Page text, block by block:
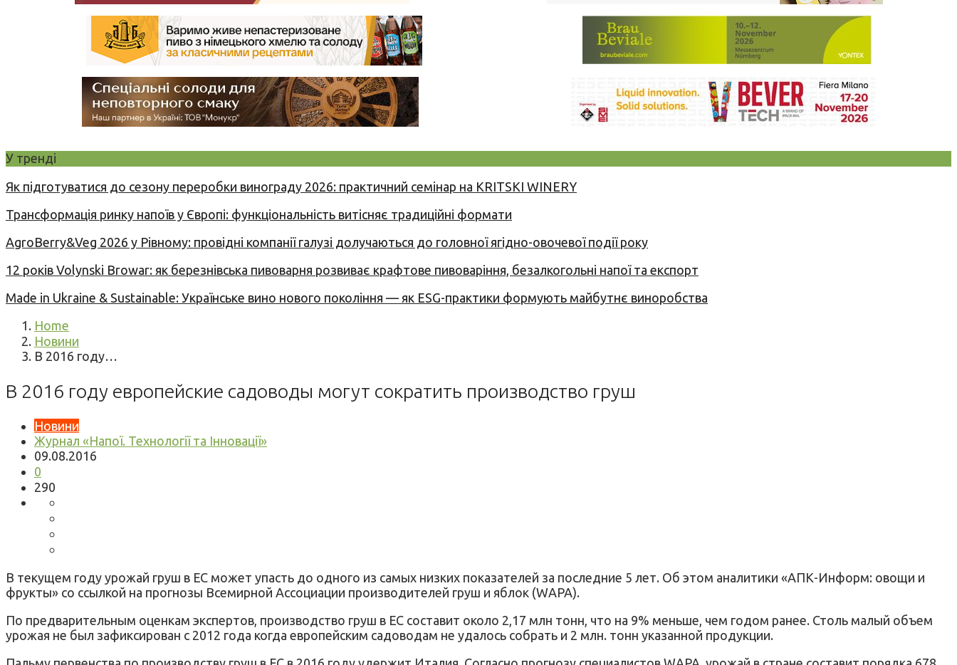
У тренді
Як підготуватися до сезону переробки винограду 2026: практичний семінар на KRITSKI WINERY
Трансформація ринку напоїв у Європі: функціональність витісняє традиційні формати
AgroBerry&Veg 2026 у Рівному: провідні компанії галузі долучаються до головної ягідно-овочевої події року
12 років Volynski Browar: як березнівська пивоварня розвиває крафтове пивоваріння, безалкогольні напої та експорт
Made in Ukraine & Sustainable: Українське вино нового покоління — як ESG-практики формують майбутнє виноробства
Home
Новини
В 2016 году…
В 2016 году европейские садоводы могут сократить производство груш
Новини
Журнал «Напої. Технології та Інновації»
09.08.2016
0
290
В текущем году урожай груш в ЕС может упасть до одного из самых низких показателей за последние 5 лет. Об этом аналитики «АПК-Информ: овощи и
фрукты» со ссылкой на прогнозы Всемирной Ассоциации производителей груш и яблок (WAPA).
По предварительным оценкам экспертов, производство груш в ЕС составит около 2,17 млн тонн, что на 9% меньше, чем годом ранее. Столь малый объем
урожая не был зафиксирован с 2012 года когда европейским садоводам не удалось собрать и 2 млн. тонн указанной продукции.